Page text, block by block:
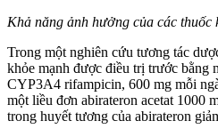
Khả năng ảnh hưởng của các thuốc
Trong một nghiên cứu tương tác
khỏe mạnh được điều trị trước bằng
CYP3A4 rifampicin, 600 mg mỗi
một liều đơn abirateron acetat 1000
trong huyết tương của abirateron